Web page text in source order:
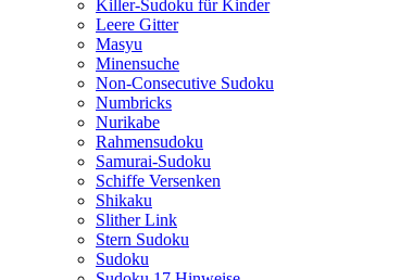
Killer-Sudoku für Kinder
Leere Gitter
Masyu
Minensuche
Non-Consecutive Sudoku
Numbricks
Nurikabe
Rahmensudoku
Samurai-Sudoku
Schiffe Versenken
Shikaku
Slither Link
Stern Sudoku
Sudoku